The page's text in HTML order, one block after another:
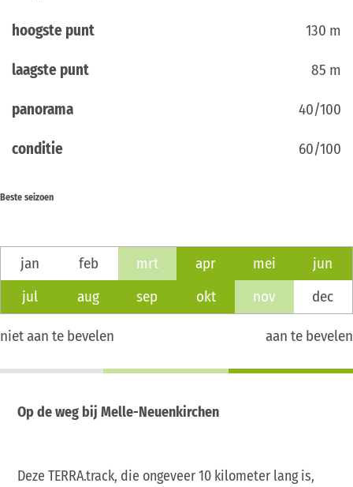
hoogste punt 130 m
laagste punt 85 m
panorama 40/100
conditie 60/100
Beste seizoen
jan feb mrt apr mei
jun
jul
aug sep okt nov dec
niet aan te bevelen aan te bevelen
Op de weg bij Melle-Neuenkirchen
Deze TERRA.track, die ongeveer 10 kilometer lang is,